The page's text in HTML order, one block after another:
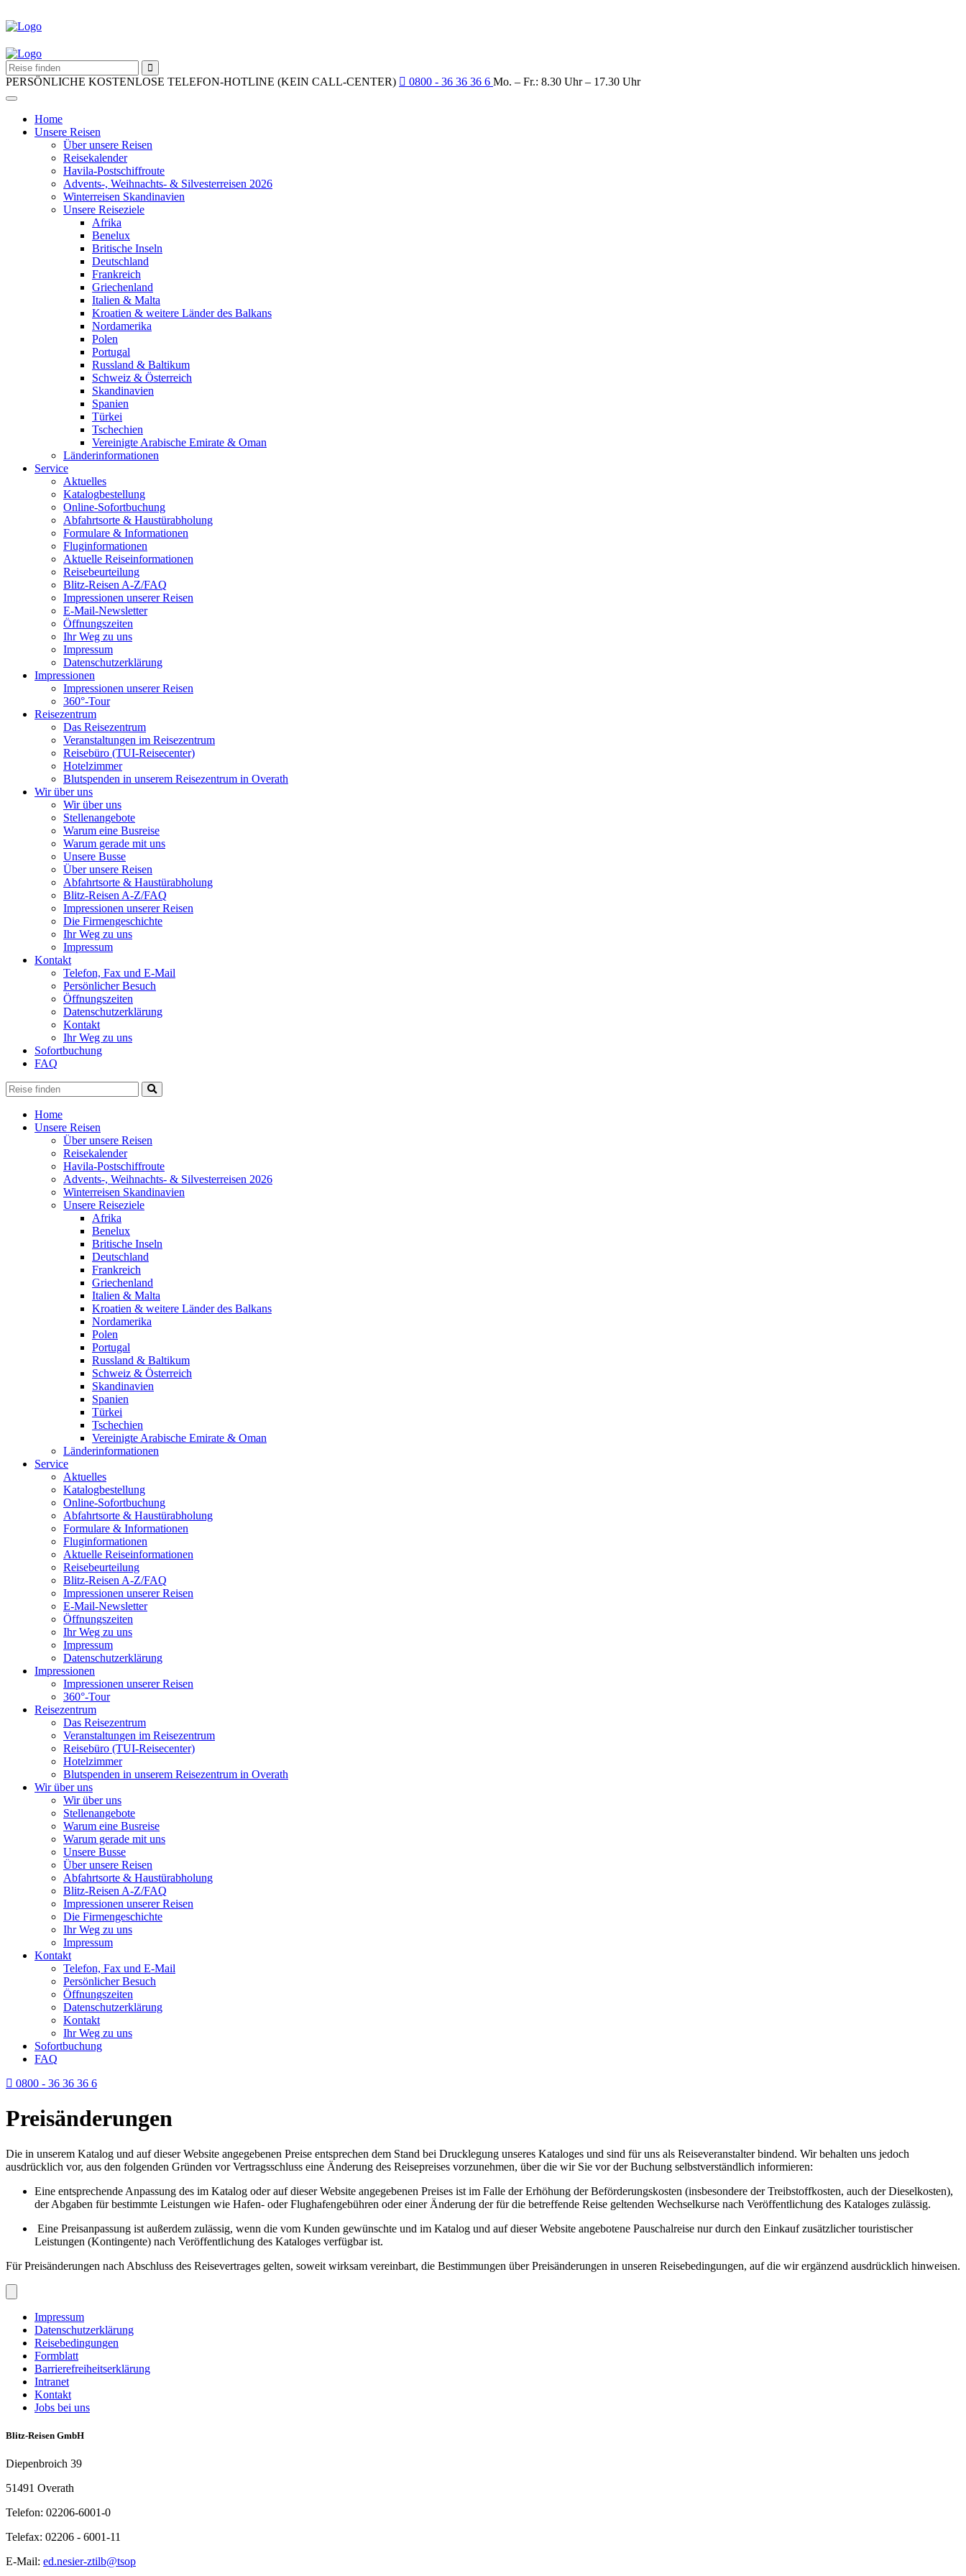
PERSÖNLICHE KOSTENLOSE TELEFON-HOTLINE (KEIN CALL-CENTER) 0800 - 36 36 36 6 Mo. – Fr.: 8.30 Uhr – 17.30 Uhr
Home
Unsere Reisen
Über unsere Reisen
Reisekalender
Havila-Postschiffroute
Advents-, Weihnachts- & Silvesterreisen 2026
Winterreisen Skandinavien
Unsere Reiseziele
Afrika
Benelux
Britische Inseln
Deutschland
Frankreich
Griechenland
Italien & Malta
Kroatien & weitere Länder des Balkans
Nordamerika
Polen
Portugal
Russland & Baltikum
Schweiz & Österreich
Skandinavien
Spanien
Türkei
Tschechien
Vereinigte Arabische Emirate & Oman
Länderinformationen
Service
Aktuelles
Katalogbestellung
Online-Sofortbuchung
Abfahrtsorte & Haustürabholung
Formulare & Informationen
Fluginformationen
Aktuelle Reiseinformationen
Reisebeurteilung
Blitz-Reisen A-Z/FAQ
Impressionen unserer Reisen
E-Mail-Newsletter
Öffnungszeiten
Ihr Weg zu uns
Impressum
Datenschutzerklärung
Impressionen
Impressionen unserer Reisen
360°-Tour
Reisezentrum
Das Reisezentrum
Veranstaltungen im Reisezentrum
Reisebüro (TUI-Reisecenter)
Hotelzimmer
Blutspenden in unserem Reisezentrum in Overath
Wir über uns
Wir über uns
Stellenangebote
Warum eine Busreise
Warum gerade mit uns
Unsere Busse
Über unsere Reisen
Abfahrtsorte & Haustürabholung
Blitz-Reisen A-Z/FAQ
Impressionen unserer Reisen
Die Firmengeschichte
Ihr Weg zu uns
Impressum
Kontakt
Telefon, Fax und E-Mail
Persönlicher Besuch
Öffnungszeiten
Datenschutzerklärung
Kontakt
Ihr Weg zu uns
Sofortbuchung
FAQ
Home
Unsere Reisen
Über unsere Reisen
Reisekalender
Havila-Postschiffroute
Advents-, Weihnachts- & Silvesterreisen 2026
Winterreisen Skandinavien
Unsere Reiseziele
Afrika
Benelux
Britische Inseln
Deutschland
Frankreich
Griechenland
Italien & Malta
Kroatien & weitere Länder des Balkans
Nordamerika
Polen
Portugal
Russland & Baltikum
Schweiz & Österreich
Skandinavien
Spanien
Türkei
Tschechien
Vereinigte Arabische Emirate & Oman
Länderinformationen
Service
Aktuelles
Katalogbestellung
Online-Sofortbuchung
Abfahrtsorte & Haustürabholung
Formulare & Informationen
Fluginformationen
Aktuelle Reiseinformationen
Reisebeurteilung
Blitz-Reisen A-Z/FAQ
Impressionen unserer Reisen
E-Mail-Newsletter
Öffnungszeiten
Ihr Weg zu uns
Impressum
Datenschutzerklärung
Impressionen
Impressionen unserer Reisen
360°-Tour
Reisezentrum
Das Reisezentrum
Veranstaltungen im Reisezentrum
Reisebüro (TUI-Reisecenter)
Hotelzimmer
Blutspenden in unserem Reisezentrum in Overath
Wir über uns
Wir über uns
Stellenangebote
Warum eine Busreise
Warum gerade mit uns
Unsere Busse
Über unsere Reisen
Abfahrtsorte & Haustürabholung
Blitz-Reisen A-Z/FAQ
Impressionen unserer Reisen
Die Firmengeschichte
Ihr Weg zu uns
Impressum
Kontakt
Telefon, Fax und E-Mail
Persönlicher Besuch
Öffnungszeiten
Datenschutzerklärung
Kontakt
Ihr Weg zu uns
Sofortbuchung
FAQ
0800 - 36 36 36 6
Preisänderungen
Die in unserem Katalog und auf dieser Website angegebenen Preise entsprechen dem Stand bei Drucklegung unseres Kataloges und sind für uns als Reiseveranstalter bindend. Wir behalten uns jedoch
ausdrücklich vor, aus den folgenden Gründen vor Vertragsschluss eine Änderung des Reisepreises vorzunehmen, über die wir Sie vor der Buchung selbstverständlich informieren:
Eine entsprechende Anpassung des im Katalog oder auf dieser Website angegebenen Preises ist im Falle der Erhöhung der Beförderungskosten (insbesondere der Treibstoffkosten, auch der Dieselkosten),
der Abgaben für bestimmte Leistungen wie Hafen- oder Flughafengebühren oder einer Änderung der für die betreffende Reise geltenden Wechselkurse nach Veröffentlichung des Kataloges zulässig.
Eine Preisanpassung ist außerdem zulässig, wenn die vom Kunden gewünschte und im Katalog und auf dieser Website angebotene Pauschalreise nur durch den Einkauf zusätzlicher touristischer
Leistungen (Kontingente) nach Veröffentlichung des Kataloges verfügbar ist.
Für Preisänderungen nach Abschluss des Reisevertrages gelten, soweit wirksam vereinbart, die Bestimmungen über Preisänderungen in unseren Reisebedingungen, auf die wir ergänzend ausdrücklich hinweisen.
Impressum
Datenschutzerklärung
Reisebedingungen
Formblatt
Barrierefreiheitserklärung
Intranet
Kontakt
Jobs bei uns
Blitz-Reisen GmbH
Diepenbroich 39
51491 Overath
Telefon: 02206-6001-0
Telefax: 02206 - 6001-11
E-Mail: ed.nesier-ztilb@tsop